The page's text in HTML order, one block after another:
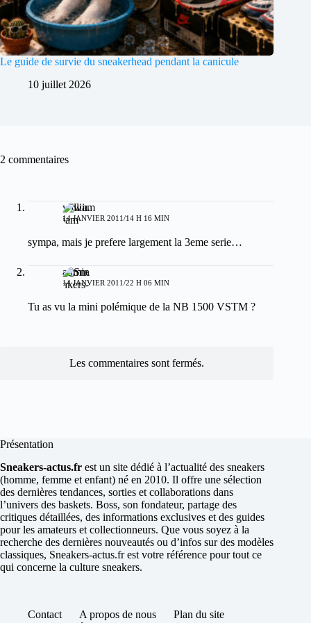
Le guide de survie du sneakerhead pendant la canicule
10 juillet 2026
2 commentaires
william
14 JANVIER 2011/14 H 16 MIN
sympa, mais je prefere largement la 3eme serie…
admin
14 JANVIER 2011/22 H 06 MIN
Tu as vu la mini polémique de la NB 1500 VSTM ?
Les commentaires sont fermés.
Présentation
Sneakers-actus.fr est un site dédié à l’actualité des sneakers
(homme, femme et enfant) né en 2010. Il offre une sélection
des dernières tendances, sorties et collaborations dans
l’univers des baskets. Boss, son fondateur, partage des
critiques détaillées, des informations exclusives et des guides
pour les amateurs et collectionneurs. Que vous soyez à la
recherche des dernières nouveautés ou d’infos sur des modèles
classiques, Sneakers-actus.fr est votre référence pour tout ce
qui concerne la culture sneakers.
Contact A propos de nous
Plan du site